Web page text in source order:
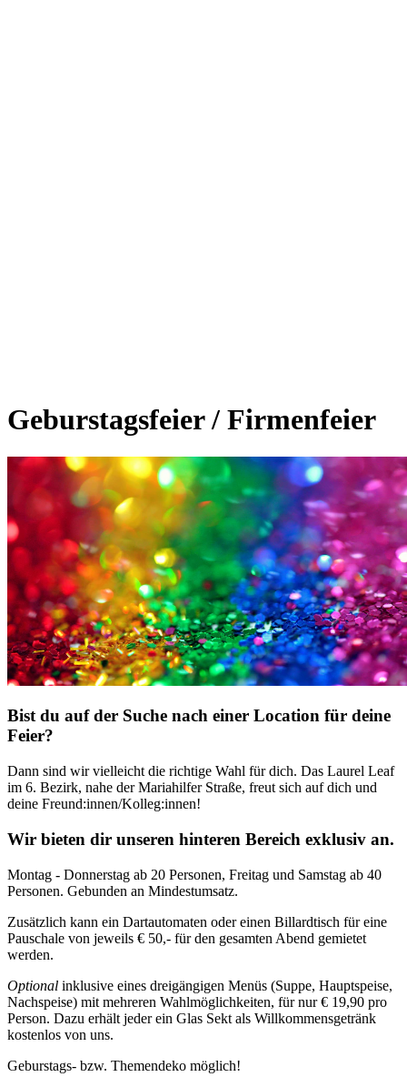
Geburstagsfeier / Firmenfeier
Bist du auf der Suche nach einer Location für deine
Feier?
Dann sind wir vielleicht die richtige Wahl für dich. Das Laurel Leaf
im 6. Bezirk, nahe der Mariahilfer Straße, freut sich auf dich und
deine Freund:innen/Kolleg:innen!
Wir bieten dir unseren hinteren Bereich exklusiv an.
Montag - Donnerstag ab 20 Personen, Freitag und Samstag ab 40
Personen. Gebunden an Mindestumsatz.
Zusätzlich kann ein Dartautomaten oder einen Billardtisch für eine
Pauschale von jeweils € 50,- für den gesamten Abend gemietet
werden.
Optional inklusive eines dreigängigen Menüs (Suppe, Hauptspeise,
Nachspeise) mit mehreren Wahlmöglichkeiten, für nur € 19,90 pro
Person. Dazu erhält jeder ein Glas Sekt als Willkommensgetränk
kostenlos von uns.
Geburstags- bzw. Themendeko möglich!